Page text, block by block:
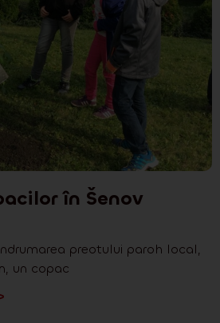
în Šenov
preotului paroh local,
un copac